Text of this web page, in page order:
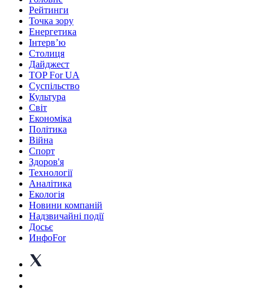
Рейтинги
Точка зору
Енергетика
Інтерв’ю
Столиця
Дайджест
TOP For UA
Суспiльство
Культура
Світ
Економіка
Політика
Війна
Спорт
Здоров'я
Технології
Аналітика
Екологія
Новини компаній
Надзвичайні події
Досьє
ИнфоFor